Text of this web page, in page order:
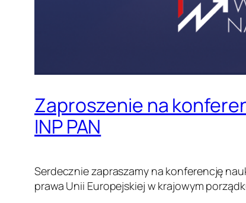
Zaproszenie na
INP PAN
Serdecznie zapraszamy na konferencję
prawa Unii Europejskiej w krajowym